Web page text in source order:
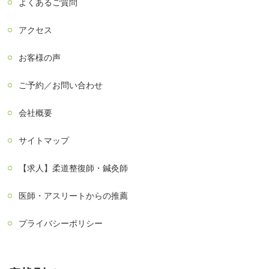
よくあるご質問
アクセス
お客様の声
ご予約／お問い合わせ
会社概要
サイトマップ
【求人】柔道整復師・鍼灸師
医師・アスリートからの推薦
プライバシーポリシー